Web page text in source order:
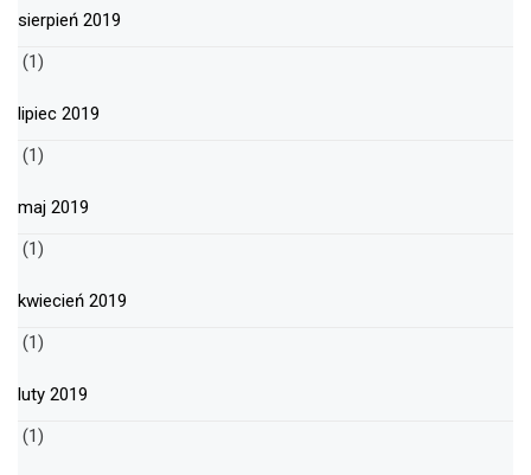
sierpień 2019
(1)
lipiec 2019
(1)
maj 2019
(1)
kwiecień 2019
(1)
luty 2019
(1)